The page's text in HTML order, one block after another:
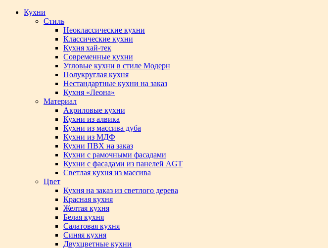
Кухни
Стиль
Неоклассические кухни
Классические кухни
Кухня хай-тек
Современные кухни
Угловые кухни в стиле Модерн
Полукруглая кухня
Нестандартные кухни на заказ
Кухня «Леона»
Материал
Акриловые кухни
Кухни из алвика
Кухни из массива дуба
Кухни из МДФ
Кухни ПВХ на заказ
Кухни с рамочными фасадами
Кухни с фасадами из панелей AGT
Светлая кухня из массива
Цвет
Кухня на заказ из светлого дерева
Красная кухня
Желтая кухня
Белая кухня
Салатовая кухня
Синяя кухня
Двухцветные кухни